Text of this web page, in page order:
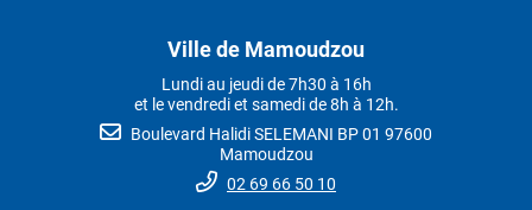
Ville de Mamoudzou
Lundi au jeudi de 7h30 à 16h
et le vendredi et samedi de 8h à 12h.
Boulevard Halidi SELEMANI BP 01 97600
Mamoudzou
02 69 66 50 10